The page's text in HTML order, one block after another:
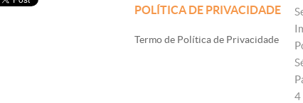
POLÍTICA DE PRIVACIDADE
Termo de Política de Privacidade
4